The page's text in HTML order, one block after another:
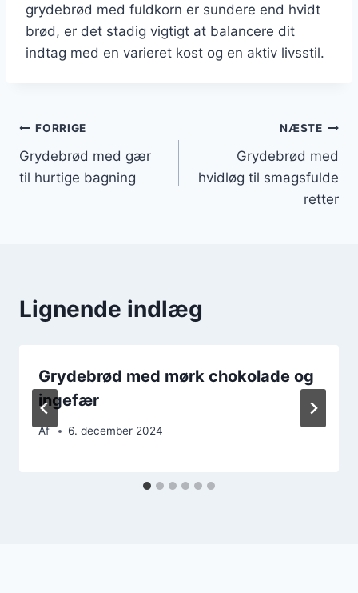
grydebrød med fuldkorn er sundere end hvidt
brød, er det stadig vigtigt at balancere dit
indtag med en varieret kost og en aktiv livsstil.
Indlægsnavigation
FORRIGE
Grydebrød med gær
til hurtige bagning
NÆSTE
Grydebrød med
hvidløg til smagsfulde
retter
Lignende indlæg
Grydebrød med mørk chokolade og
ingefær
Af 6. december 2024